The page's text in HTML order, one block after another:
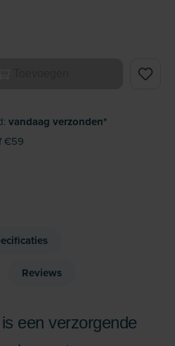
de gewenste hoeveelheid in of
vandaag verzonden*
€59
Reviews
een verzorgende